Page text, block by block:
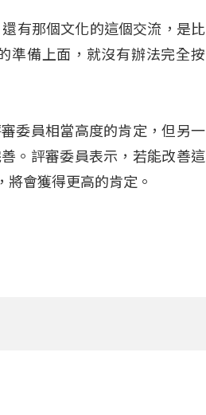
有那個文化的這個交流，是比
準備上面，就沒有辦法完全按
委員相當高度的肯定，但另一
。評審委員表示，若能改善這
會獲得更高的肯定。